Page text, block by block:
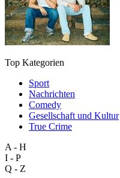
Top Kategorien
Sport
Nachrichten
Comedy
Gesellschaft und Kultur
True Crime
A - H
I - P
Q - Z